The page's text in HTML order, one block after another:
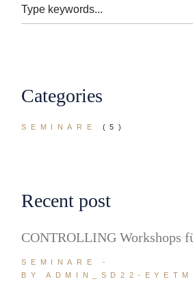
Categories
SEMINARE (5)
Recent post
CONTROLLING Workshops
SEMINARE
BY ADMIN_SD22-EYETM